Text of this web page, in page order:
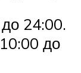
24:00.
до